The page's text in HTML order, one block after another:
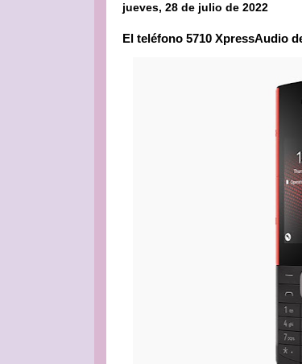
jueves, 28 de julio de 2022
El teléfono 5710 XpressAudio